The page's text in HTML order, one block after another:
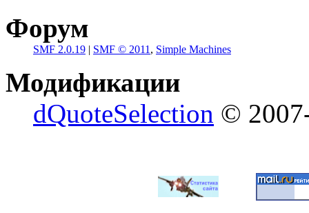
Форум
SMF 2.0.19 | SMF © 2011 , Simple Machines
Модификации
dQuoteSelection ©